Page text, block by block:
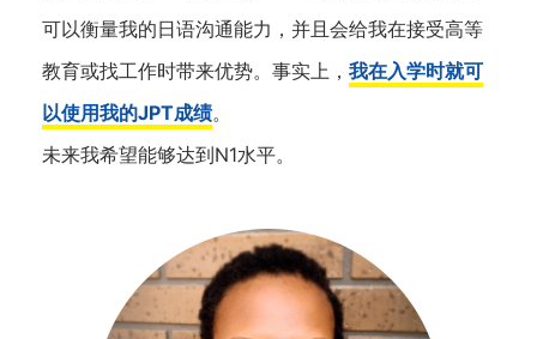
可以衡量我的日语沟通能力，并且会给我在接受高等
教育或找工作时带来优势。事实上， 我在入学时就可
以使用我的JPT成绩。
未来我希望能够达到N1水平。